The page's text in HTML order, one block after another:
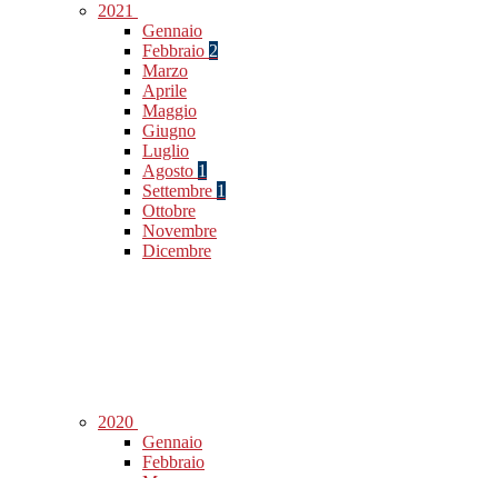
2021
Gennaio
Febbraio 2
Marzo
Aprile
Maggio
Giugno
Luglio
Agosto 1
Settembre 1
Ottobre
Novembre
Dicembre
2020
Gennaio
Febbraio